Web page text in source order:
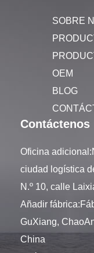
SOBRE
OEM
BLOG
Contáctenos
Oficina
ciudad logística
N.º 10, calle
Añadir
GuXiang,
China